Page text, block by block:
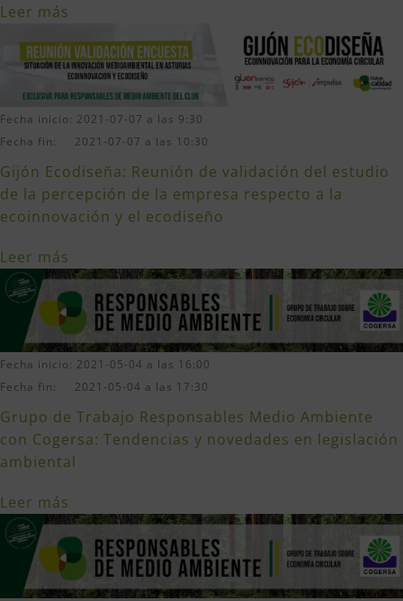
Leer más
Fecha inicio: 2021-07-07 a las 9:30
Fecha fin: 2021-07-07 a las 10:30
Gijón Ecodiseña: Reunión de validación del estudio
de la percepción de la empresa respecto a la
ecoinnovación y el ecodiseño
Leer más
Fecha inicio: 2021-05-04 a las 16:00
Fecha fin: 2021-05-04 a las 17:30
Grupo de Trabajo Responsables Medio Ambiente
con Cogersa: Tendencias y novedades en legislación
ambiental
Leer más